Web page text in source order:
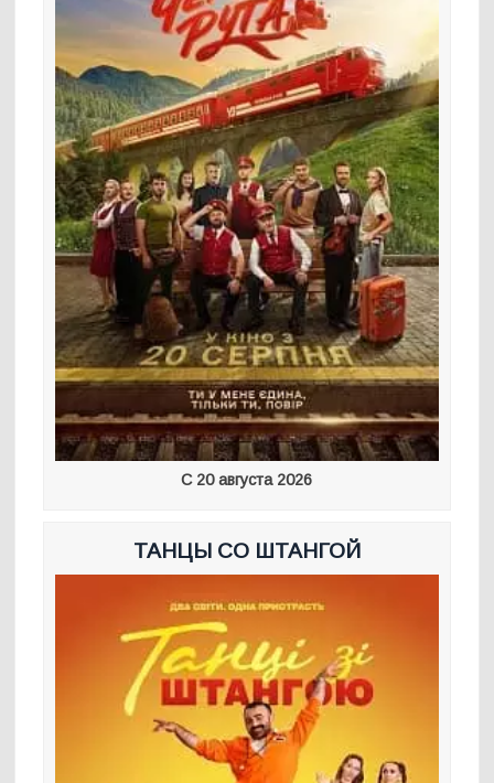
С 20 августа 2026
ТАНЦЫ СО ШТАНГОЙ